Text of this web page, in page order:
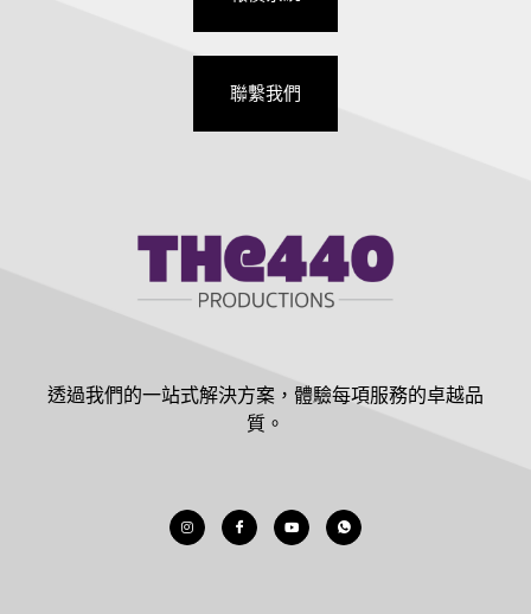
聯繫我們
透過我們的一站式解決方案，體驗每項服務的卓越品
質。